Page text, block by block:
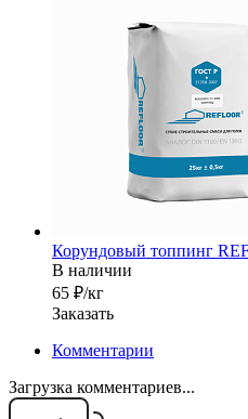
Корундовый топпинг
В наличии
65 ₽/кг
Заказать
Комментарии
Загрузка комментариев...